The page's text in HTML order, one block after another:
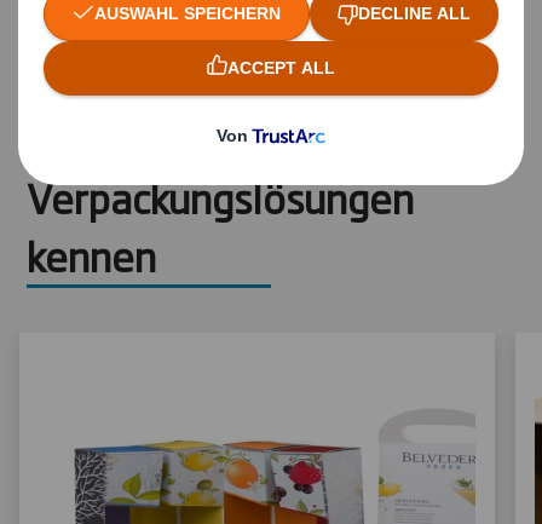
Lernen Sie unsere
verschiedenen
Verpackungslösungen
kennen